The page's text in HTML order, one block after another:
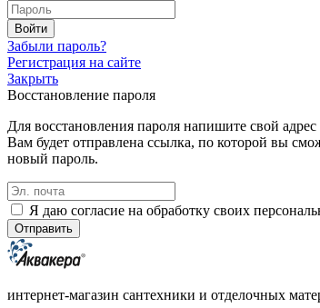
Забыли пароль?
Регистрация на сайте
Закрыть
Восстановление пароля
Для восстановления пароля напишите свой
Вам будет отправлена ссылка, по которой вы
новый пароль.
Я даю согласие на обработку своих
интернет-магазин сантехники и отделочных